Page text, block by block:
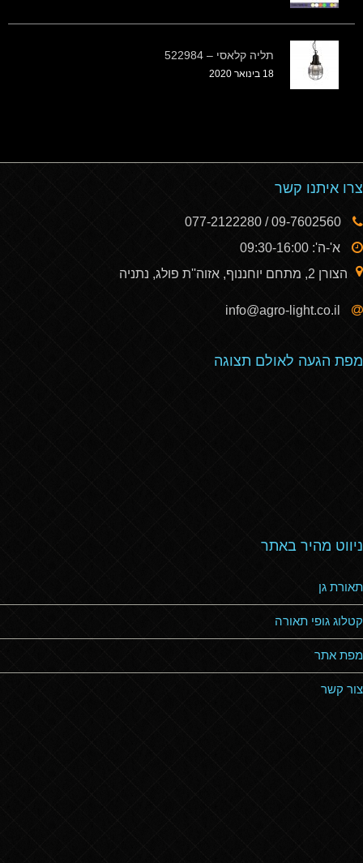
תליה קלאסי – 522984
18 בינואר 2020
צרו איתנו קשר
א'-ה': 09:30-16:00
הצורן 2, מתחם יוחננוף, אזוה''ת פולג, נתניה
מפת הגעה לאולם תצוגה
ניווט מהיר באתר
תאורת גן
קטלוג גופי תאורה
מפת אתר
צור קשר